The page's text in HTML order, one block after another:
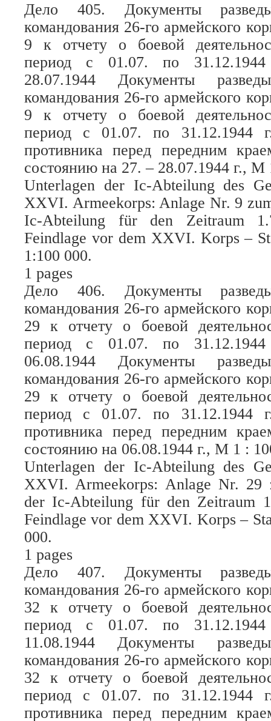
Дело 405. Документы
командования 26-го армейского
9 к отчету о боевой
период с 01.07. по
28.07.1944 Документы
командования 26-го армейского
9 к отчету о боевой
период с 01.07. по 31.12.1944
противника перед передним
состоянию на 27. – 28.07.1944 г., М
Unterlagen der Ic-Abteilung des
XXVI. Armeekorps: Anlage Nr. 9
Ic-Abteilung für den Zeitraum
Feindlage vor dem XXVI. Korps –
1:100 000.
1 pages
Дело 406. Документы
командования 26-го армейского
29 к отчету о боевой
период с 01.07. по
06.08.1944 Документы
командования 26-го армейского
29 к отчету о боевой
период с 01.07. по 31.12.1944
противника перед передним
состоянию на 06.08.1944 г., М 1 :
Unterlagen der Ic-Abteilung des
XXVI. Armeekorps: Anlage Nr. 29
der Ic-Abteilung für den Zeitraum
Feindlage vor dem XXVI. Korps –
000.
1 pages
Дело 407. Документы
командования 26-го армейского
32 к отчету о боевой
период с 01.07. по
11.08.1944 Документы
командования 26-го армейского
32 к отчету о боевой
период с 01.07. по 31.12.1944
противника перед передним